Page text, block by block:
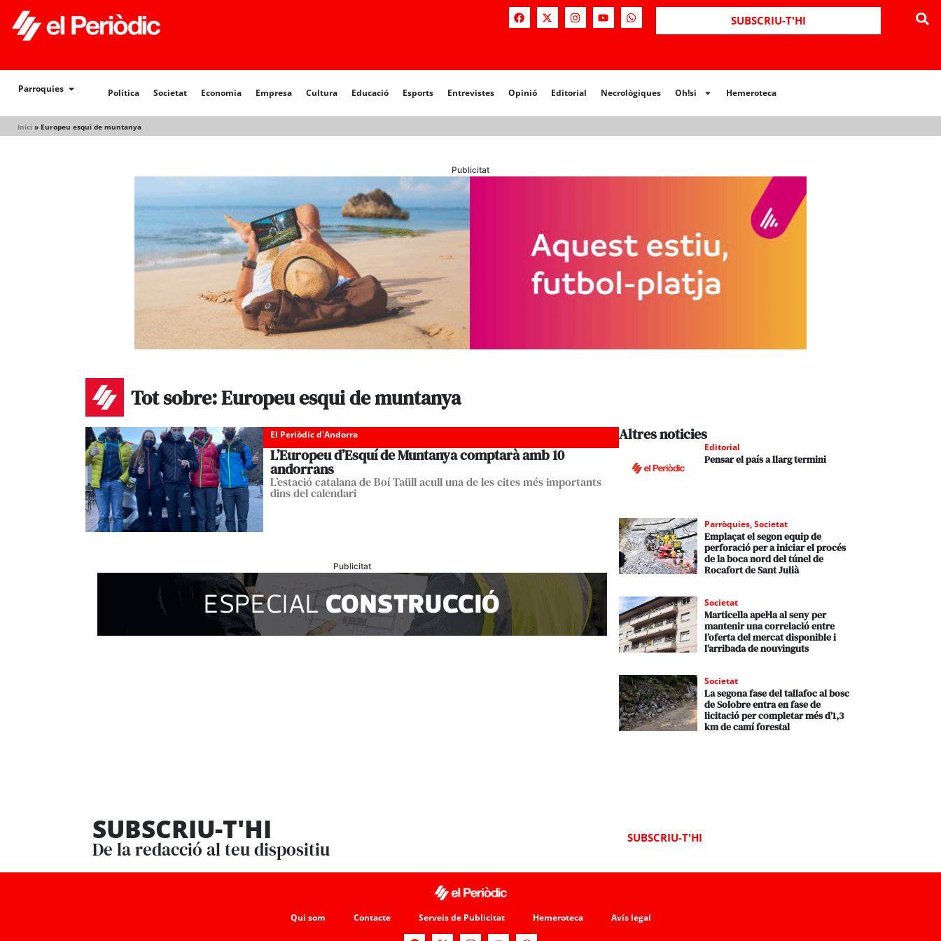
SUBSCRIU-T'HI
Parroquies Política Societat Economia Empresa Cultura Educació Esports Entrevistes Opinió Editorial Necrològiques Oh!si Hemeroteca
Inici » Europeu esqui de muntanya
Política Societat Opinió Editorial Necrològiques Hemeroteca
Publicitat
Tot sobre: Europeu esqui de muntanya
El Periòdic d'Andorra
L’Europeu d’Esquí de Muntanya comptarà amb 10
andorrans
L’estació catalana de Boí Taüll acull una de les cites més importants
dins del calendari
Publicitat
Altres noticies
Editorial
Pensar el país a llarg termini
Parròquies,Societat
Emplaçat el segon equip de
perforació per a iniciar el procés
de la boca nord del túnel de
Rocafort de Sant Julià
Societat
Marticella apel·la al seny per
mantenir una correlació entre
l’oferta del mercat disponible i
l’arribada de nouvinguts
Societat
La segona fase del tallafoc al bosc
de Solobre entra en fase de
licitació per completar més d’1,3
km de camí forestal
SUBSCRIU-T'HI
De la redacció al teu dispositiu
SUBSCRIU-T'HI
Qui som Contacte Serveis de Publicitat Hemeroteca Avís legal